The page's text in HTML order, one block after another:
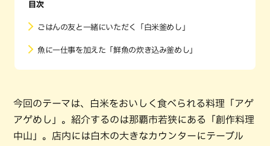
目次
ごはんの友と一緒にいただく「白米釜めし」
魚に一仕事を加えた「鮮魚の炊き込み釜めし」
今回のテーマは、白米をおいしく食べられる料理「アゲ
アゲめし」。紹介するのは那覇市若狭にある「創作料理
中山」。店内には白木の大きなカウンターにテーブル